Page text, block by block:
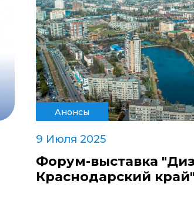
Анонсы
9 Июля 2025
Форум-выставка
Краснодарский край"